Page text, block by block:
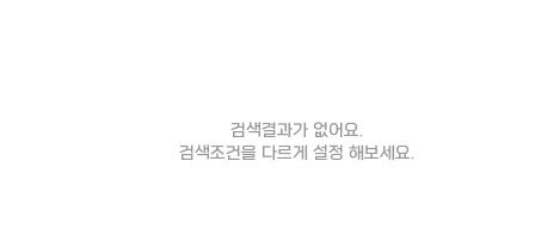
검색결과가 없어요.
검색조건을 다르게 설정 해보세요.